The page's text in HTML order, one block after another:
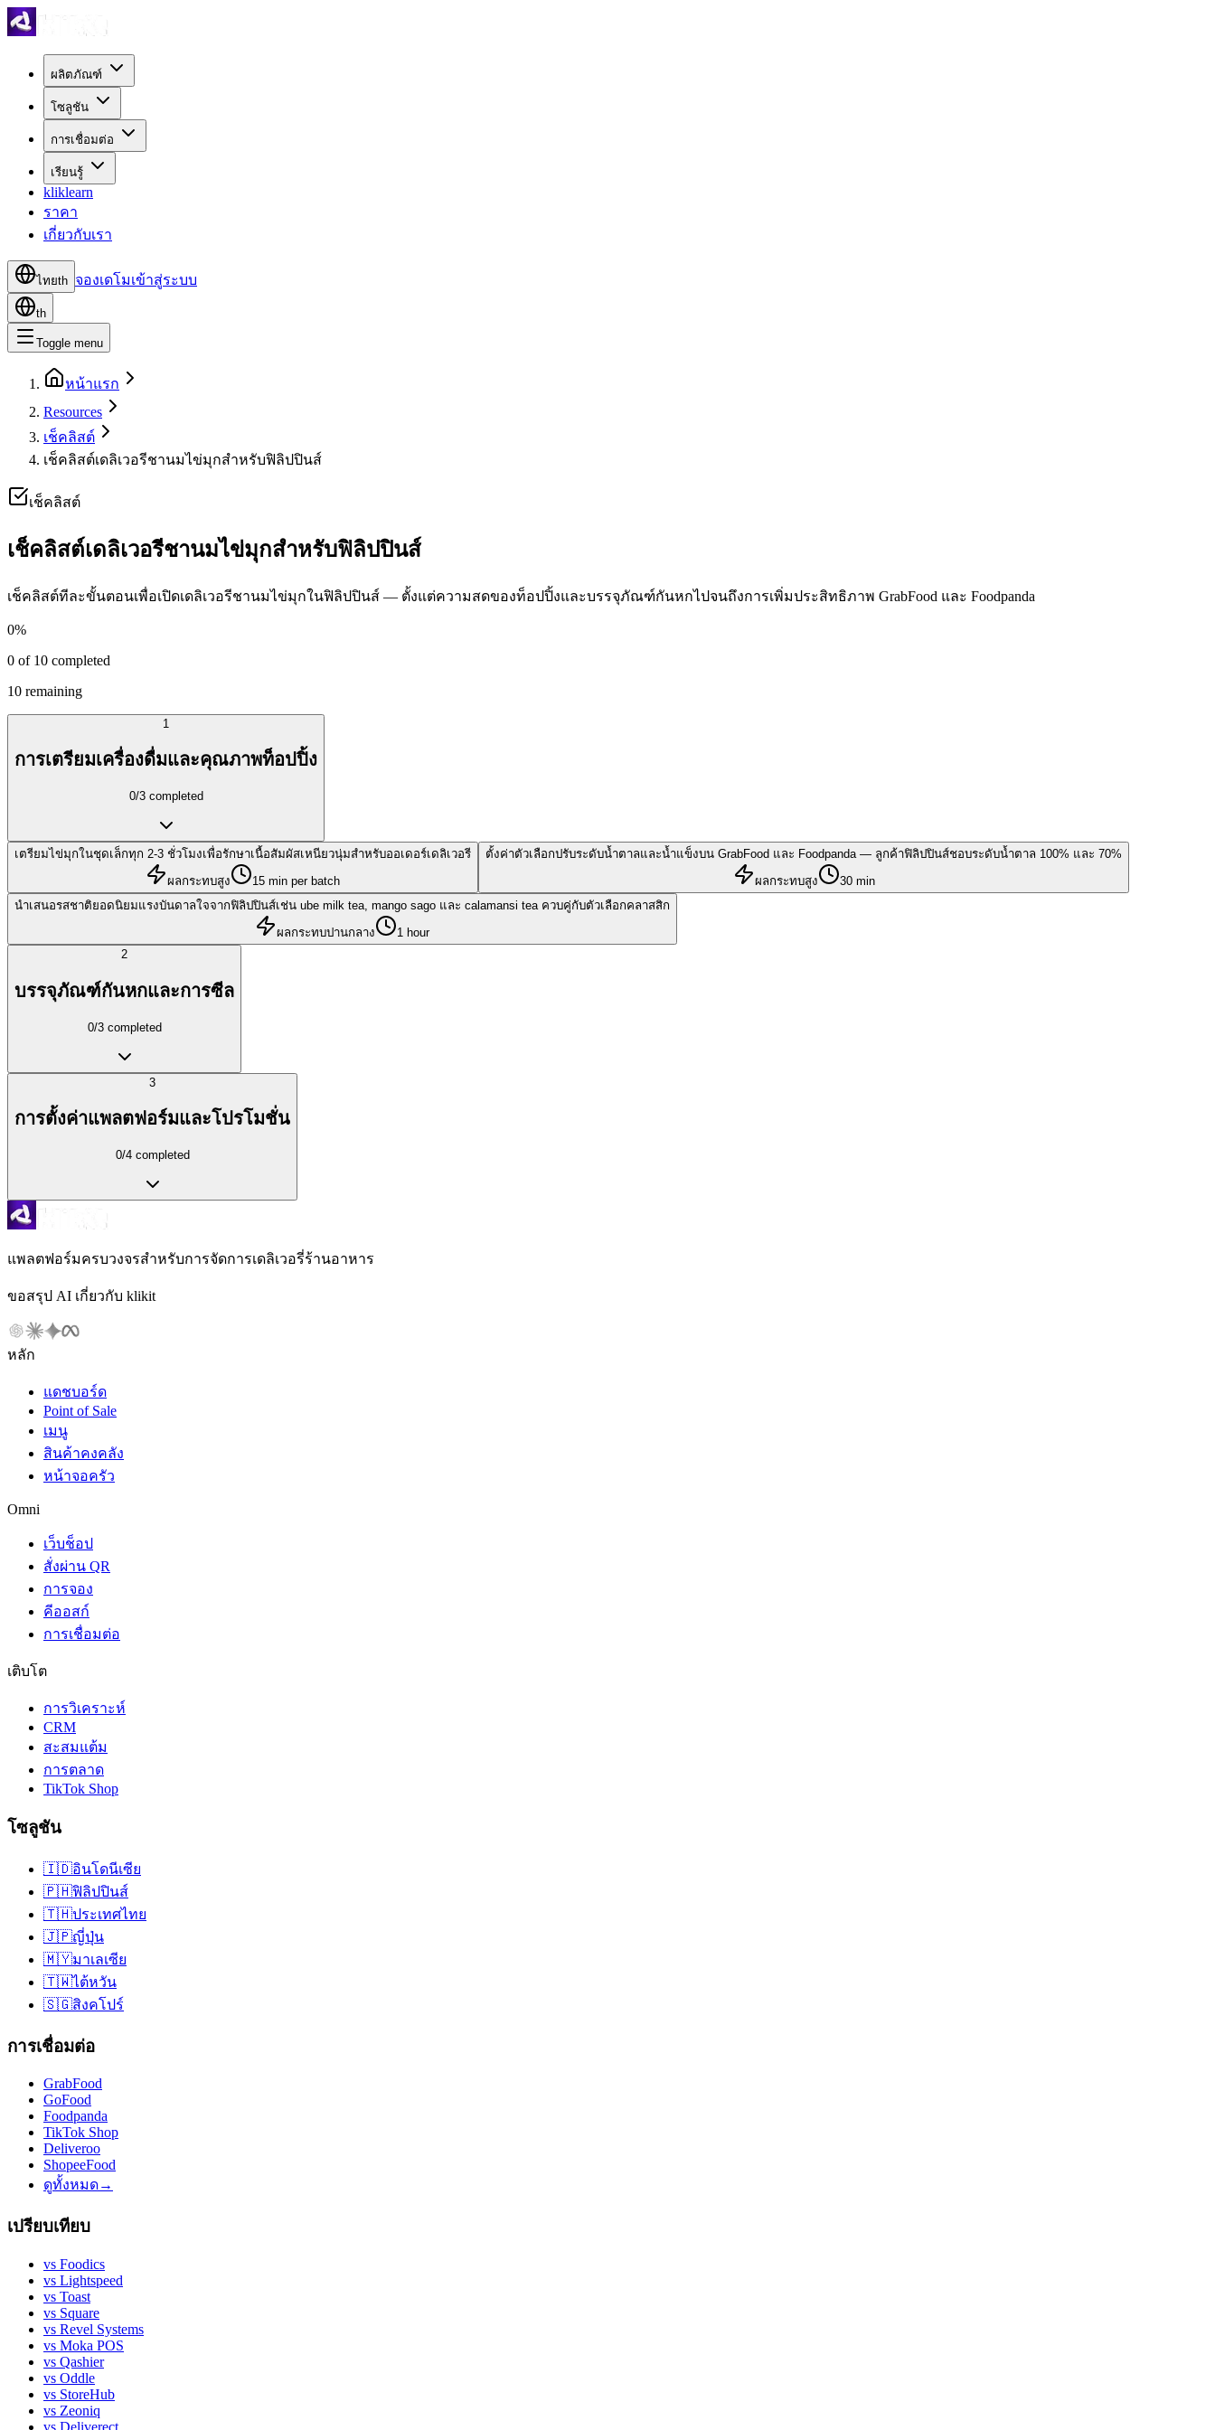
ผลิตภัณฑ์
โซลูชัน
การเชื่อมต่อ
เรียนรู้
kliklearn
ราคา
เกี่ยวกับเรา
ไทยth จองเดโมเข้าสู่ระบบ
th
Toggle menu
หน้าแรก
Resources
เช็คลิสต์
เช็คลิสต์เดลิเวอรีชานมไข่มุกสำหรับฟิลิปปินส์
เช็คลิสต์
เช็คลิสต์เดลิเวอรีชานมไข่มุกสำหรับฟิลิปปินส์
เช็คลิสต์ทีละขั้นตอนเพื่อเปิดเดลิเวอรีชานมไข่มุกในฟิลิปปินส์ — ตั้งแต่ความสดของท็อปปิ้งและบรรจุภัณฑ์กันหกไปจนถึงการเพิ่มประสิทธิภาพ GrabFood และ Foodpanda
0%
0 of 10 completed
10 remaining
1
การเตรียมเครื่องดื่มและคุณภาพท็อปปิ้ง
0/3completed
เตรียมไข่มุกในชุดเล็กทุก 2-3 ชั่วโมงเพื่อรักษาเนื้อสัมผัสเหนียวนุ่มสำหรับออเดอร์เดลิเวอรี
ผลกระทบสูง
15 min per batch
ตั้งค่าตัวเลือกปรับระดับน้ำตาลและน้ำแข็งบน GrabFood และ Foodpanda — ลูกค้าฟิลิปปินส์ชอบระดับน้ำตาล 100% และ 70%
ผลกระทบสูง
30 min
นำเสนอรสชาติยอดนิยมแรงบันดาลใจจากฟิลิปปินส์เช่น ube milk tea, mango sago และ calamansi tea ควบคู่กับตัวเลือกคลาสสิก
ผลกระทบปานกลาง
1 hour
2
บรรจุภัณฑ์กันหกและการซีล
0/3completed
3
การตั้งค่าแพลตฟอร์มและโปรโมชั่น
0/4completed
แพลตฟอร์มครบวงจรสำหรับการจัดการเดลิเวอรี่ร้านอาหาร
ขอสรุป AI เกี่ยวกับ klikit
หลัก
แดชบอร์ด
Point of Sale
เมนู
สินค้าคงคลัง
หน้าจอครัว
Omni
เว็บช็อป
สั่งผ่าน QR
การจอง
คีออสก์
การเชื่อมต่อ
เติบโต
การวิเคราะห์
CRM
สะสมแต้ม
การตลาด
TikTok Shop
โซลูชัน
🇮🇩อินโดนีเซีย
🇵🇭ฟิลิปปินส์
🇹🇭ประเทศไทย
🇯🇵ญี่ปุ่น
🇲🇾มาเลเซีย
🇹🇼ไต้หวัน
🇸🇬สิงคโปร์
การเชื่อมต่อ
GrabFood
GoFood
Foodpanda
TikTok Shop
Deliveroo
ShopeeFood
ดูทั้งหมด→
เปรียบเทียบ
vs Foodics
vs Lightspeed
vs Toast
vs Square
vs Revel Systems
vs Moka POS
vs Qashier
vs Oddle
vs StoreHub
vs Zeoniq
vs Deliverect